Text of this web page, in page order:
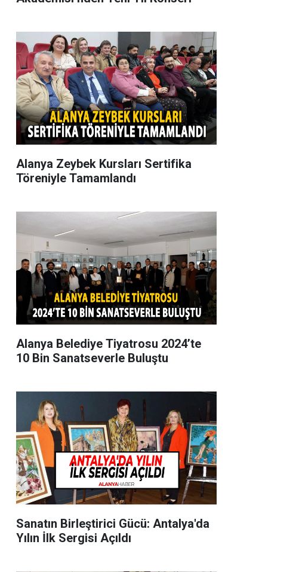
Alanya Zeybek Kursları Sertifika
Töreniyle Tamamlandı
Alanya Belediye Tiyatrosu 2024’te
10 Bin Sanatseverle Buluştu
Sanatın Birleştirici Gücü: Antalya'da
Yılın İlk Sergisi Açıldı